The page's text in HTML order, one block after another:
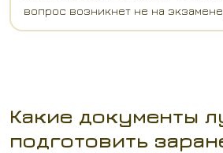
вопрос возникнет не на
Какие документы
подготовить